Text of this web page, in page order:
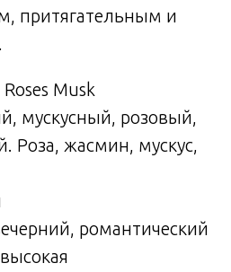
притягательным и
Musk
мускусный, розовый,
Роза, жасмин, мускус,
романтический